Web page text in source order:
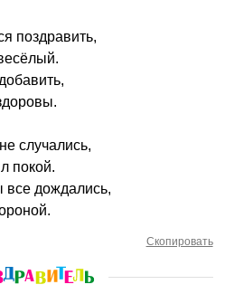
поздравить,
случались,
покой.
все дождались,
Скопировать